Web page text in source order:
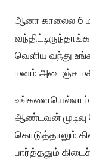
ஆனா காலைல 6
வெளிய வந்து
மனம் அடைஞ்ச
உங்களையெல்லாம்
ஆண்டவன் முடிவு
கொடுத்தாலும்
பார்த்ததும்